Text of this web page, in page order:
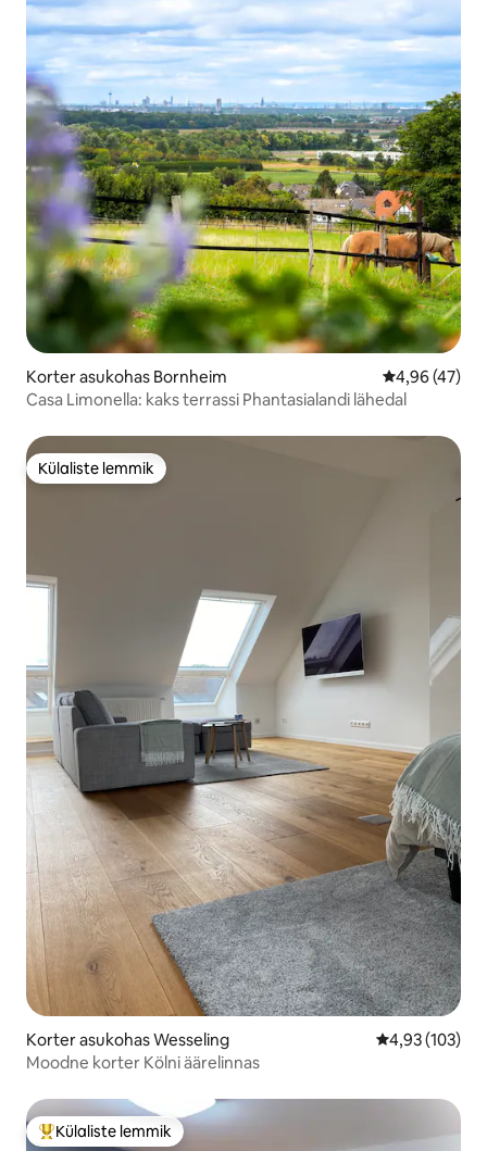
Korter asukohas Bornheim Keskmine
4,96 (47)
Casa Limonella: kaks terrassi Phantasialandi lähedal
Külaliste lemmik
Külaliste lemmik
Korter asukohas Wesseling Keskmine
4,93 (103)
Moodne korter Kölni äärelinnas
Külaliste suur lemmik
Külaliste lemmik